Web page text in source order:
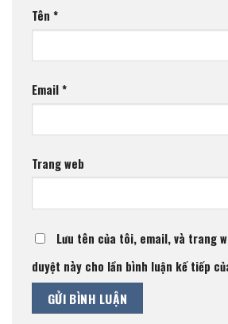
Tên *
Email*
Trang web
Lưu tên của tôi, email, và trang
duyệt này cho lần bình luận kế tiếp